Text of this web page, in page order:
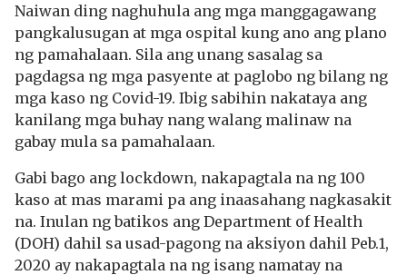
Naiwan ding naghuhula ang mga manggagawang
pangkalusugan at mga ospital kung ano ang plano
ng pamahalaan. Sila ang unang sasalag sa
pagdagsa ng mga pasyente at paglobo ng bilang ng
mga kaso ng Covid-19. Ibig sabihin nakataya ang
kanilang mga buhay nang walang malinaw na
gabay mula sa pamahalaan.
Gabi bago ang lockdown, nakapagtala na ng 100
kaso at mas marami pa ang inaasahang nagkasakit
na. Inulan ng batikos ang Department of Health
(DOH) dahil sa usad-pagong na aksiyon dahil Peb.1,
2020 ay nakapagtala na ng isang namatay na